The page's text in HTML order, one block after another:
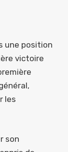
une position
victoire
les
son